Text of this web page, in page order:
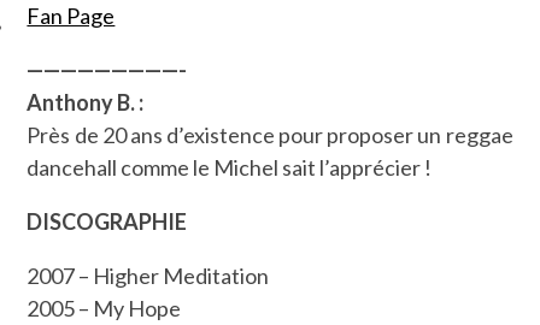
Fan Page
—————————-
Anthony B. :
Près de 20 ans d’existence pour proposer un reggae
dancehall comme le Michel sait l’apprécier !
DISCOGRAPHIE
2007 – Higher Meditation
2005 – My Hope